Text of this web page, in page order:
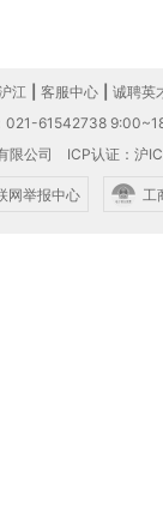
江 客服中心
诚聘英
021-61542738
限公司
ICP认证：沪
网举报中心 工